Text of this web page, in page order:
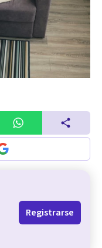
Registrarse